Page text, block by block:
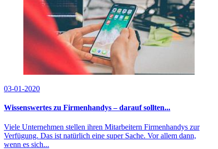
03-01-2020
Wissenswertes zu Firmenhandys – darauf sollten...
Viele Unternehmen stellen ihren Mitarbeitern Firmenhandys zur
Verfügung. Das ist natürlich eine super Sache. Vor allem dann,
wenn es sich...